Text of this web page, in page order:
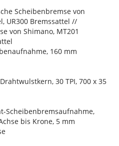
Scheibenbremse von
UR300 Bremssattel //
von Shimano, MT201
160 mm
30 TPI, 700 x 35
Scheibenbremsaufnahme,
bis Krone, 5 mm